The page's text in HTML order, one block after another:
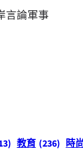
言論軍事
教育 (236) 時